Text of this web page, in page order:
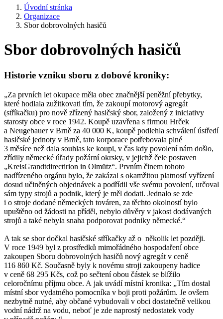
Úvodní stránka
Organizace
Sbor dobrovolných hasičů
Sbor dobrovolných hasičů
Historie vzniku sboru z dobové kroniky:
„Za prvních let okupace měla obec značnější peněžní přebytky,
které hodlala zužitkovati tím, že zakoupí motorový agregát
(stříkačku) pro nově zřízený hasičský sbor, založený z iniciativy
starosty obce v roce 1942. Koupě uzavřena s firmou Hrček
a Neugebauer v Brně za 40 000 K, koupě podlehla schválení ústředí
hasičské jednoty v Brně, tato korporace potřebovala plné
3 měsíce než dala souhlas ke koupi, v čas kdy povolení nám došlo,
zřídily německé úřady požární okrsky, v jejichž čele postaven
„KreisGrandtdirectirion in Olmütz“. Prvním činem tohoto
nadřízeného orgánu bylo, že zakázal s okamžitou platností vyřízení
dosud učiněných objednávek a podřídil vše svému povolení, určoval
sám typy strojů a podnik, který je měl dodati. Jednalo se zde
i o stroje dodané německých továren, za těchto okolností bylo
upuštěno od žádosti na příděl, nebylo důvěry v jakost dodávaných
strojů a také nebyla snaha podporovat podniky německé.“
A tak se sbor dočkal hasičské stříkačky až o několik let později.
V roce 1949 byl z prostředků mimořádného hospodaření obce
zakoupen Sboru dobrovolných hasičů nový agregát v ceně
116 860 Kč. Současně byly k novému stroji zakoupeny hadice
v ceně 68 295 Kčs, což po sečtení obou částek se blížilo
celoročnímu příjmu obce. A jak uvádí místní kronika: „Tím dostal
místní sbor vydatného pomocníka v boji proti požárům. Je ovšem
nezbytně nutné, aby občané vybudovali v obci dostatečně velikou
vodní nádrž na vodu, neboť je zde naprostý nedostatek vody